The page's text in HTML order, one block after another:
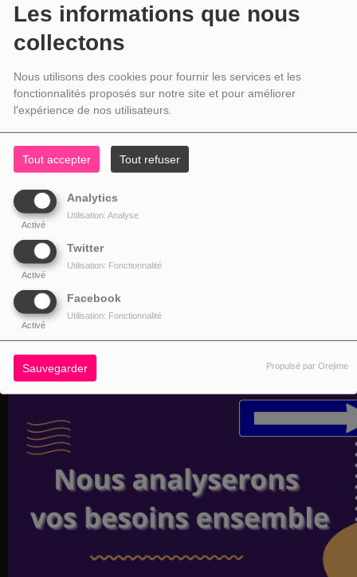
Les informations que nous
collectons
Nous utilisons des cookies pour fournir les services et les
fonctionnalités proposés sur notre site et pour améliorer
l'expérience de nos utilisateurs.
Tout accepter Tout refuser
Analytics
Activé
Utilisation: Analyse
Twitter
Activé
Utilisation: Fonctionnalité
Facebook
Activé
Utilisation: Fonctionnalité
Sauvegarder Propulsé par Orejime